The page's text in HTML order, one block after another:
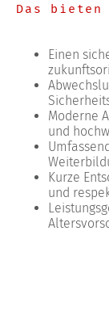
Das bieten
Einen
Moderne
und
Kurze
und